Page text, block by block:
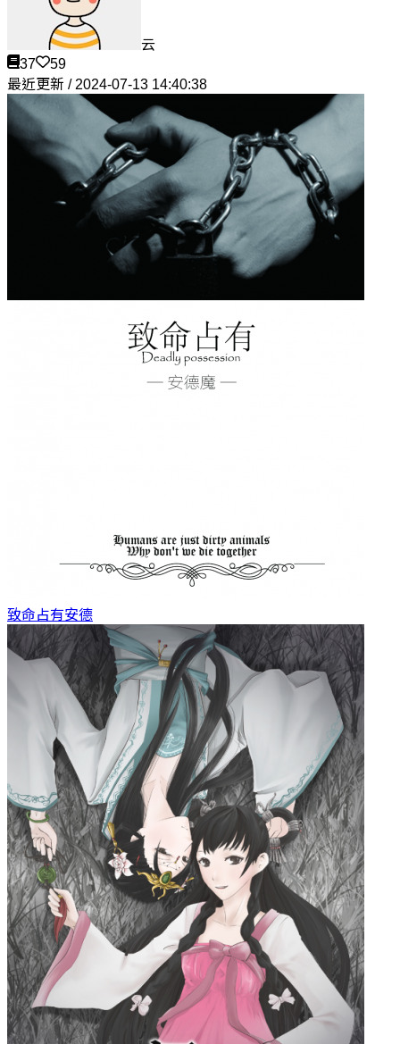
云
37
59
最近更新 / 2024-07-13 14:40:38
致命占有安德